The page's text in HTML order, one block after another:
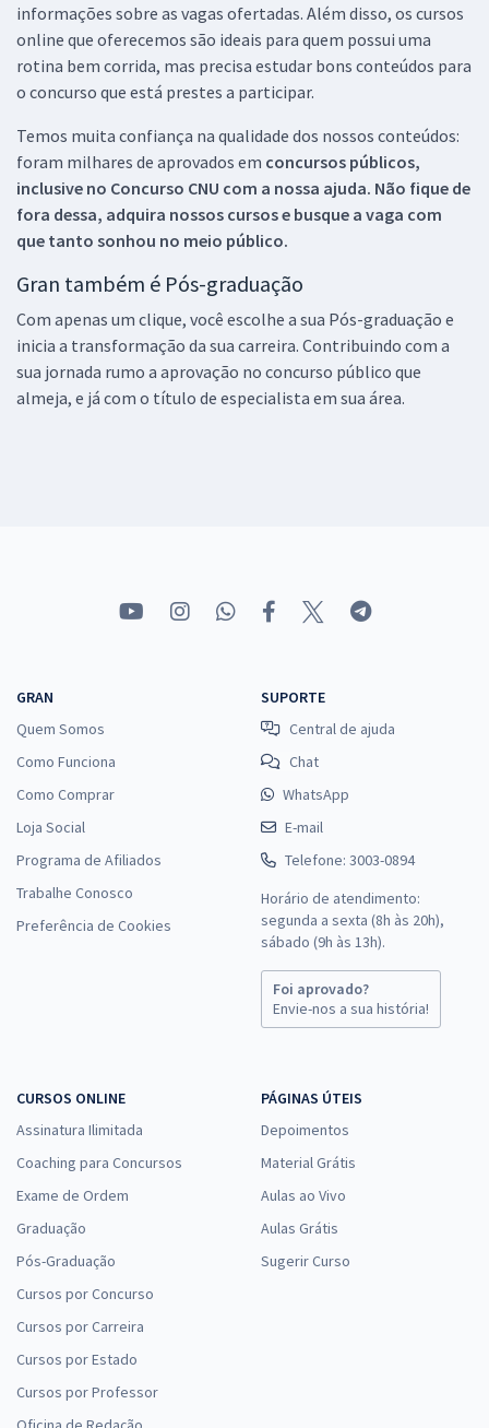
informações sobre as vagas ofertadas. Além disso, os cursos
online que oferecemos são ideais para quem possui uma
rotina bem corrida, mas precisa estudar bons conteúdos para
o concurso que está prestes a participar.
Temos muita confiança na qualidade dos nossos conteúdos:
foram milhares de aprovados em concursos públicos,
inclusive no Concurso CNU com a nossa ajuda. Não fique de
fora dessa, adquira nossos cursos e busque a vaga com
que tanto sonhou no meio público.
Gran também é Pós-graduação
Com apenas um clique, você escolhe a sua Pós-graduação e
inicia a transformação da sua carreira. Contribuindo com a
sua jornada rumo a aprovação no concurso público que
almeja, e já com o título de especialista em sua área.
GRAN
Quem Somos
Como Funciona
Como Comprar
Loja Social
Programa de Afiliados
Trabalhe Conosco
Preferência de Cookies
SUPORTE
Central de ajuda
Chat
WhatsApp
E-mail
Telefone: 3003-0894
Horário de atendimento:
segunda a sexta (8h às 20h),
sábado (9h às 13h).
Foi aprovado?
Envie-nos a sua história!
CURSOS ONLINE
Assinatura Ilimitada
Coaching para Concursos
Exame de Ordem
Graduação
Pós-Graduação
Cursos por Concurso
Cursos por Carreira
Cursos por Estado
Cursos por Professor
PÁGINAS ÚTEIS
Depoimentos
Material Grátis
Aulas ao Vivo
Aulas Grátis
Sugerir Curso